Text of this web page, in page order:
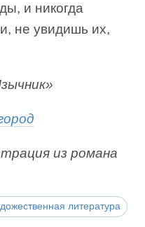
и никогда
не увидишь их,
из романа
литература